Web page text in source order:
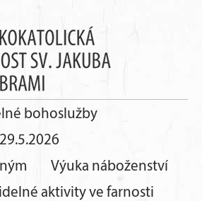
bohoslužby
Výuka náboženství
aktivity ve farnosti